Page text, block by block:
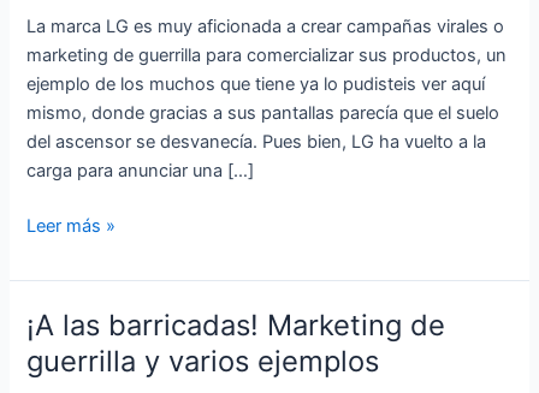
La marca LG es muy aficionada a crear campañas virales o
marketing de guerrilla para comercializar sus productos, un
ejemplo de los muchos que tiene ya lo pudisteis ver aquí
mismo, donde gracias a sus pantallas parecía que el suelo
del ascensor se desvanecía. Pues bien, LG ha vuelto a la
carga para anunciar una […]
del
marketing
de
guerrilla
Leer más »
¡A las barricadas! Marketing de
guerrilla y varios ejemplos
¡A
barricadas!